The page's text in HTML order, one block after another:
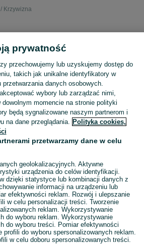
Krzywizna
Skorzystaj z największego serwisu ogłoszeniowego - Krzywizna i okolice! Kupuj to, czego pragniesz i sprzedawaj to, czego już nie potrzebujesz! Zobacz
prywatność
przechowujemy lub uzyskujemy dostęp do
takich jak unikalne identyfikatory w
danych osobowych.
wybory lub zarządzać nimi,
dowolnym momencie na stronie polityki
będą sygnalizowane naszym partnerom i
na dane przeglądania. Polityka cookies,
przetwarzamy dane w celu
geolokalizacyjnych. Aktywne
urządzenia do celów identyfikacji.
dzięki statystyce lub kombinacji danych z
informacji na urządzeniu lub
efektywności reklam. Rozwój i ulepszanie
w celu personalizacji treści. Tworzenie
reklam. Wykorzystywanie
do wyboru reklam. Wykorzystywanie
do wyboru treści. Pomiar efektywności
profili do wyboru spersonalizowanych reklam.
w celu doboru spersonalizowanych treści.